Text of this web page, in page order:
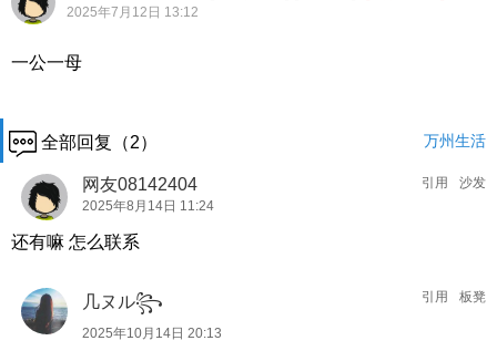
2025年7月12日 13:12
一公一母
全部回复（2） 万州生活
网友08142404
2025年8月14日 11:24
引用 沙发
还有嘛 怎么联系
几ヌル꧂
2025年10月14日 20:13
引用 板凳